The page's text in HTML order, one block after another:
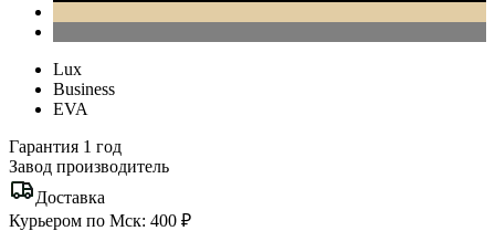
Lux
Business
EVA
Гарантия 1 год
Завод производитель
Доставка
Курьером по Мск: 400 ₽